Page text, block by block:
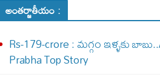
అంతర్జాతీయం :
Rs-179-crore : మ‌గ్గం ఇళ్ళ‌కు
Prabha Top Story